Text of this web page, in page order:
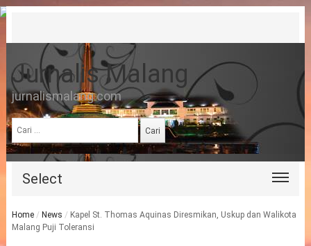
Jurnalis Malang
jurnalismalang.com
Cari
untuk:
Select
Home / News / Kapel St. Thomas Aquinas Diresmikan, Uskup dan Walikota
Malang Puji Toleransi